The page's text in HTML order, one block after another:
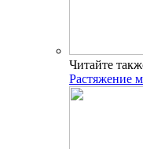
Читайте
Растяжение